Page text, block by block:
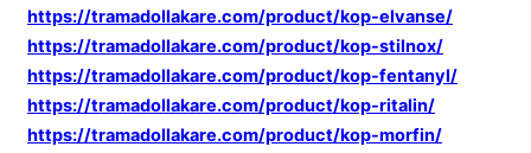
https://tramadollakare.com/product/kop-elvanse/
https://tramadollakare.com/product/kop-stilnox/
https://tramadollakare.com/product/kop-fentanyl/
https://tramadollakare.com/product/kop-ritalin/
https://tramadollakare.com/product/kop-morfin/